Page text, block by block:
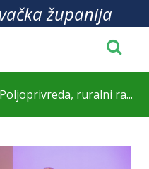
županija
Poljoprivreda, ruralni ra...